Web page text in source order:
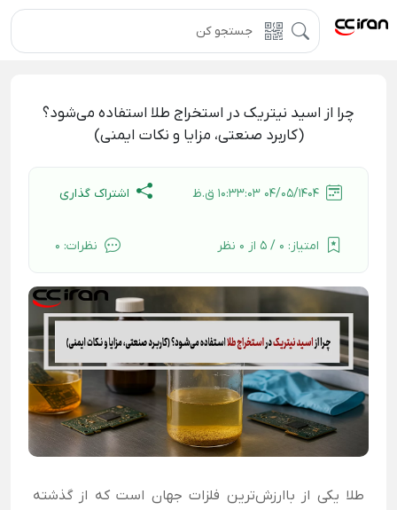
چرا از اسید نیتریک در استخراج طلا استفاده می‌شود؟
(کاربرد صنعتی، مزایا و نکات ایمنی)
04/05/1404 10:33:03 ق.ظ اشتراک گذاری
امتیاز: 0 / 5 از 0 نظر نظرات: 0
طلا یکی از باارزش‌ترین فلزات جهان است که از گذشته